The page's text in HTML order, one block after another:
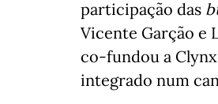
participação das
Vicente Garção e
co-fundou a
integrado num